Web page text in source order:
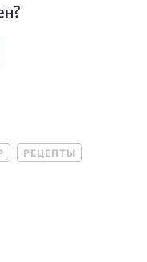
РЕЦЕПТЫ